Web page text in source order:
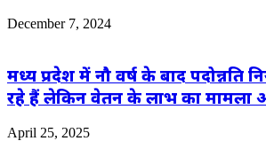
December 7, 2024
मध्य प्रदेश में नौ वर्ष के बाद पदोन्नति
रहे हैं लेकिन वेतन के लाभ का मामला
April 25, 2025